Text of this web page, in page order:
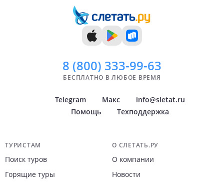
8 (800) 333-99-63
БЕСПЛАТНО В ЛЮБОЕ ВРЕМЯ
Telegram Макс
info@sletat.ru
Помощь
Техподдержка
Навигация по сайту
ТУРИСТАМ
Поиск туров
Горящие туры
О СЛЕТАТЬ.РУ
О компании
Новости